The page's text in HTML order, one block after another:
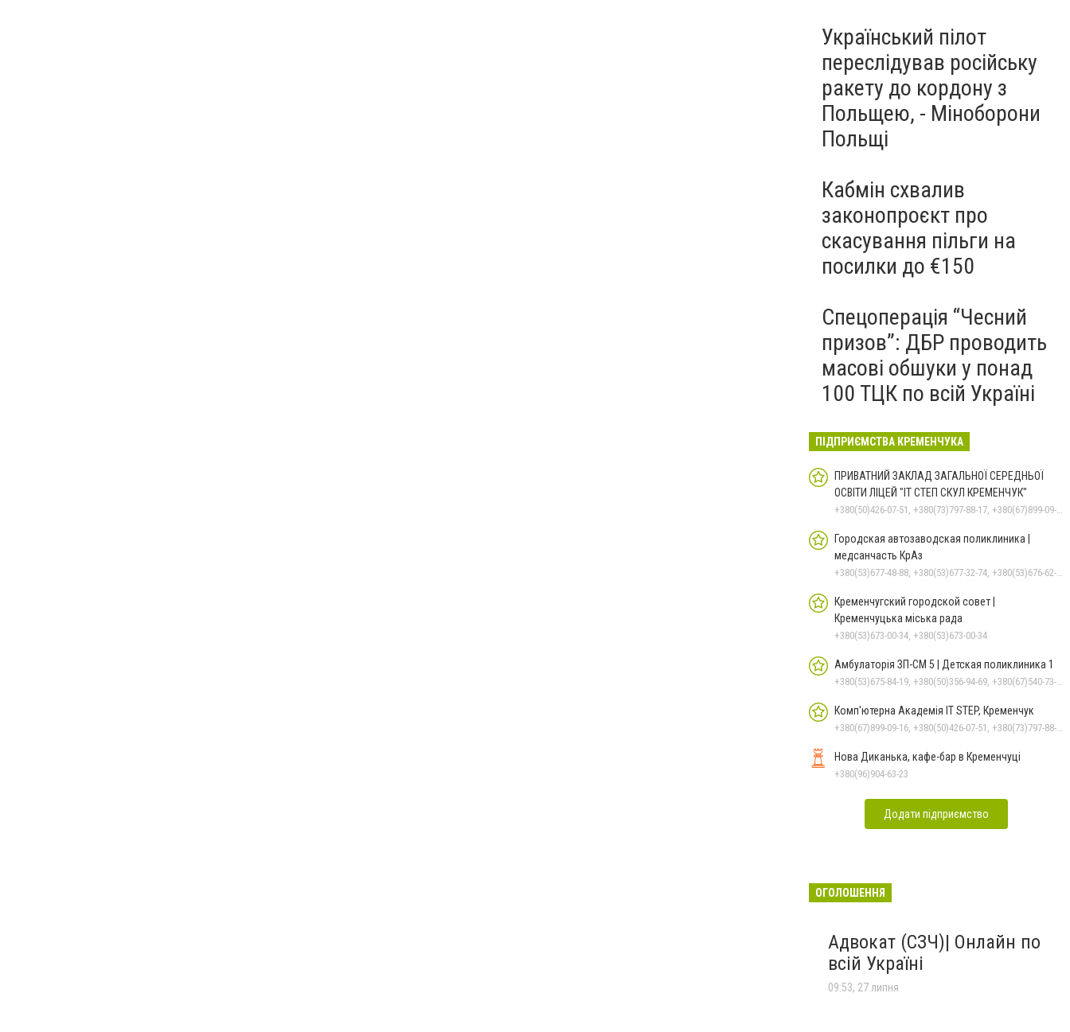
Український пілот
переслідував російську
ракету до кордону з
Польщею, - Міноборони
Польщі
Кабмін схвалив
законопроєкт про
скасування пільги на
посилки до €150
Спецоперація “Чесний
призов”: ДБР проводить
масові обшуки у понад
100 ТЦК по всій Україні
ПІДПРИЄМСТВА КРЕМЕНЧУКА
ПРИВАТНИЙ ЗАКЛАД ЗАГАЛЬНОЇ СЕРЕДНЬОЇ
ОСВІТИ ЛІЦЕЙ "ІТ СТЕП СКУЛ КРЕМЕНЧУК"
+380(50)426-07-51, +380(73)797-88-17, +380(67)899-09-16
Городская автозаводская поликлиника |
медсанчасть КрАз
+380(53)677-48-88, +380(53)677-32-74, +380(53)676-62-99, +380536766187
Кременчугский городской совет |
Кременчуцька міська рада
+380(53)673-00-34, +380(53)673-00-34
Амбулаторія ЗП-СМ 5 | Детская поликлиника 1
+380(53)675-84-19, +380(50)356-94-69, +380(67)540-73-87
Комп'ютерна Академія IT STEP, Кременчук
+380(67)899-09-16, +380(50)426-07-51, +380(73)797-88-17
Нова Диканька, кафе-бар в Кременчуці
+380(96)904-63-23
Додати підприємство
ОГОЛОШЕННЯ
Адвокат (СЗЧ)| Онлайн по
всій Україні
09:53, 27 липня